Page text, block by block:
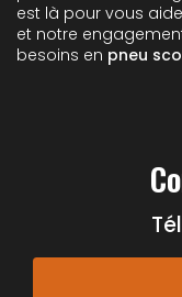
est là pour vous
et notre
besoins en pneu